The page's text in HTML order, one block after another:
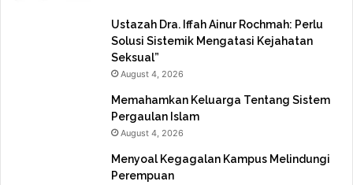
Ustazah Dra. Iffah Ainur Rochmah: Perlu
Solusi Sistemik Mengatasi Kejahatan
Seksual”
August 4, 2026
Memahamkan Keluarga Tentang Sistem
Pergaulan Islam
August 4, 2026
Menyoal Kegagalan Kampus Melindungi
Perempuan